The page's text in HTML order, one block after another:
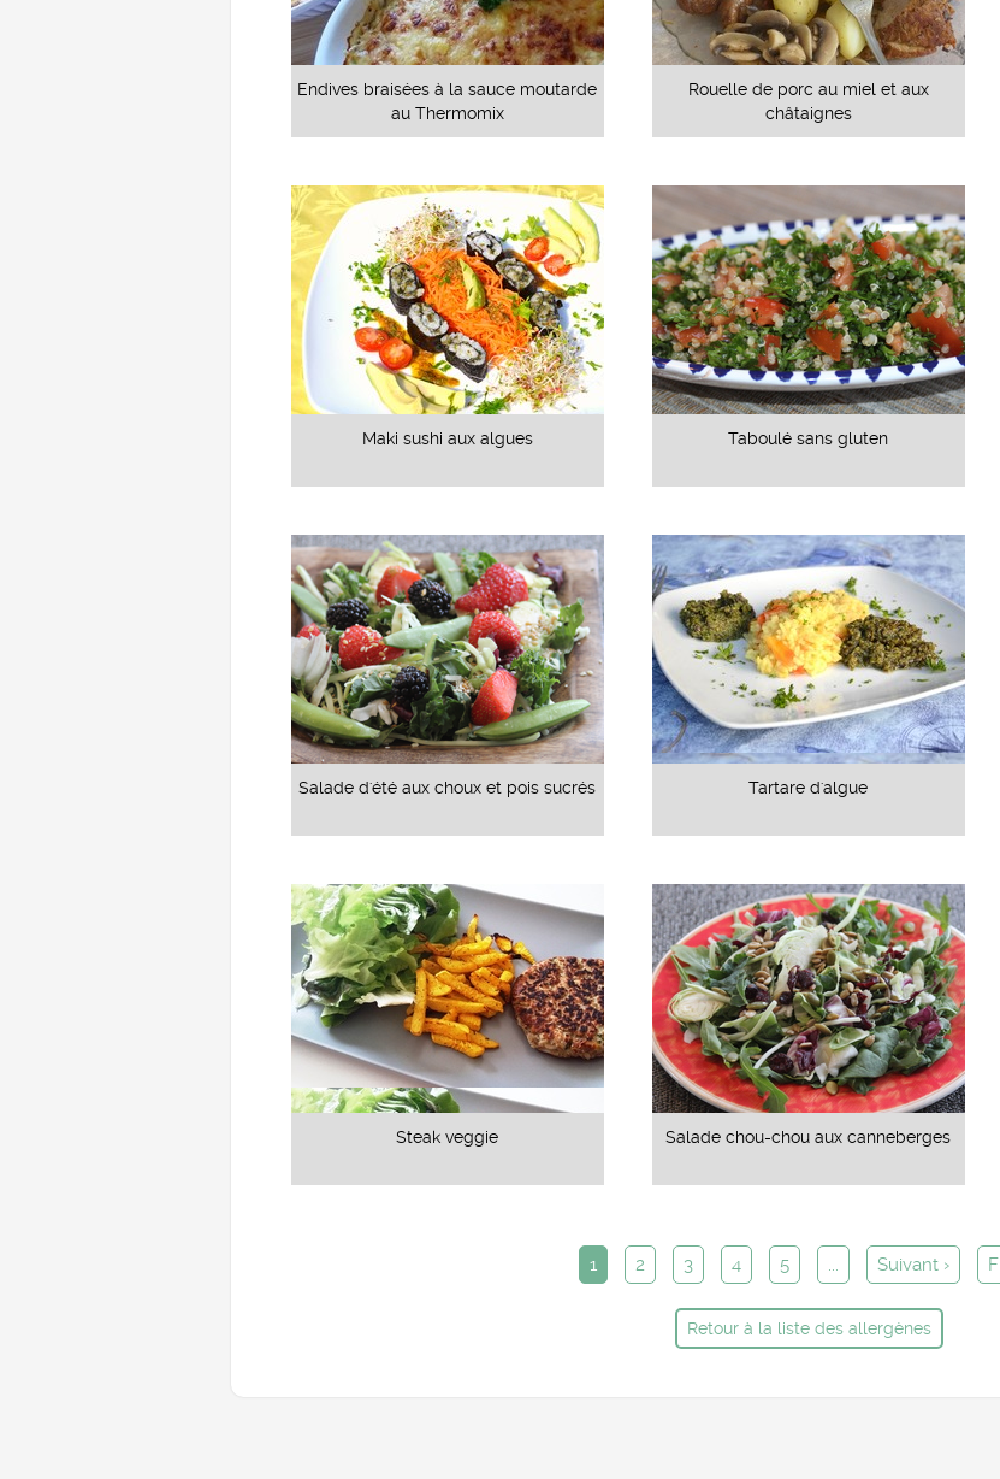
Endives braisées à la sauce moutarde
au Thermomix
Rouelle de porc au miel et aux
châtaignes
Maki sushi aux algues Taboulé sans gluten
Salade d'été aux choux et pois sucrés Tartare d'algue
Steak veggie Salade chou-chou aux canneberges
1 2 3 4 5 ... Suivant ›
Retour à la liste des allergènes